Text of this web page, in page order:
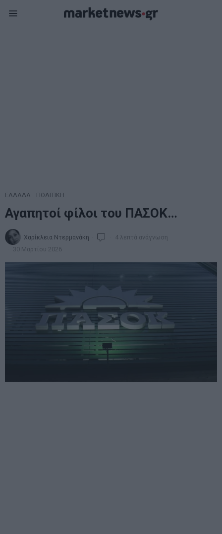
ΕΛΛΑΔΑ ΠΟΛΙΤΙΚΗ
Αγαπητοί φίλοι του ΠΑΣΟΚ…
Χαρίκλεια Ντερμανάκη
4 λεπτά ανάγνωση
30 Μαρτίου 2026